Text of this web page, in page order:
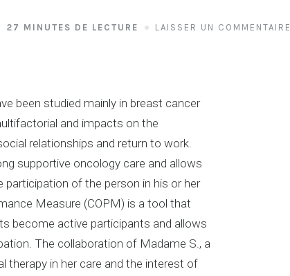
27 MINUTES DE LECTURE LAISSER UN COMMENTAIRE
been studied mainly in breast cancer
and impacts on the
relationships and return to work.
supportive oncology care and allows
of the person in his or her
Measure (COPM) is a tool that
become active participants and allows
The collaboration of Madame S., a
therapy in her care and the interest of